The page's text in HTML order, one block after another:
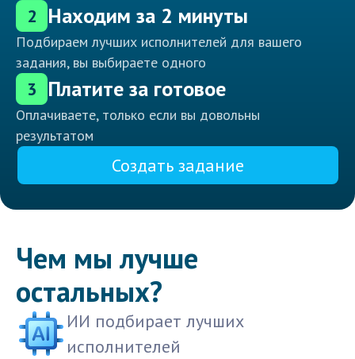
2 Находим за 2 минуты
Подбираем лучших исполнителей для вашего
задания, вы выбираете одного
3 Платите за готовое
Оплачиваете, только если вы довольны
результатом
Создать задание
Чем мы лучше
остальных?
ИИ подбирает лучших
исполнителей